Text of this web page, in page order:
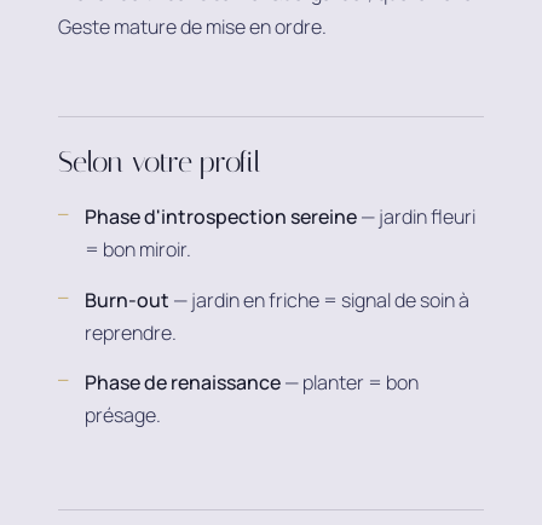
Geste mature de mise en ordre.
Selon votre profil
Phase d'introspection sereine— jardin fleuri
= bon miroir.
Burn-out — jardin en friche = signal de soin à
reprendre.
Phase de renaissance— planter = bon
présage.